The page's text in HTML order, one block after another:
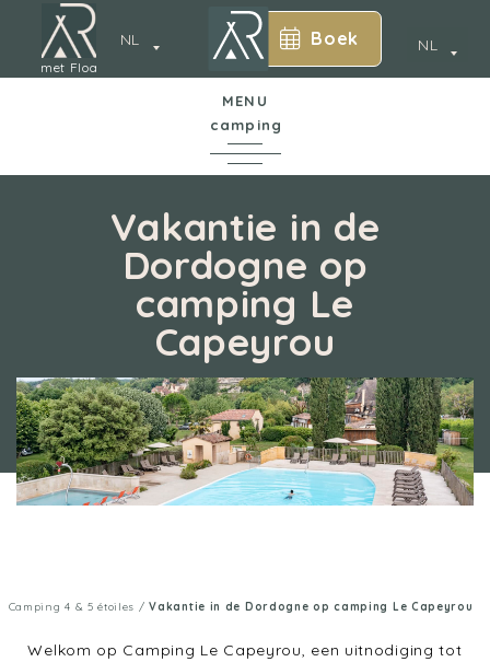
NL
met Floa
NL Boek
MENU
camping
De camping
Waterpark
Accommodatie
Diensten
Vakantie in de
Dordogne op
camping Le
Capeyrou
Camping 4 & 5 étoiles /Vakantie in de Dordogne op camping Le Capeyrou
Welkom op Camping Le Capeyrou, een uitnodiging tot